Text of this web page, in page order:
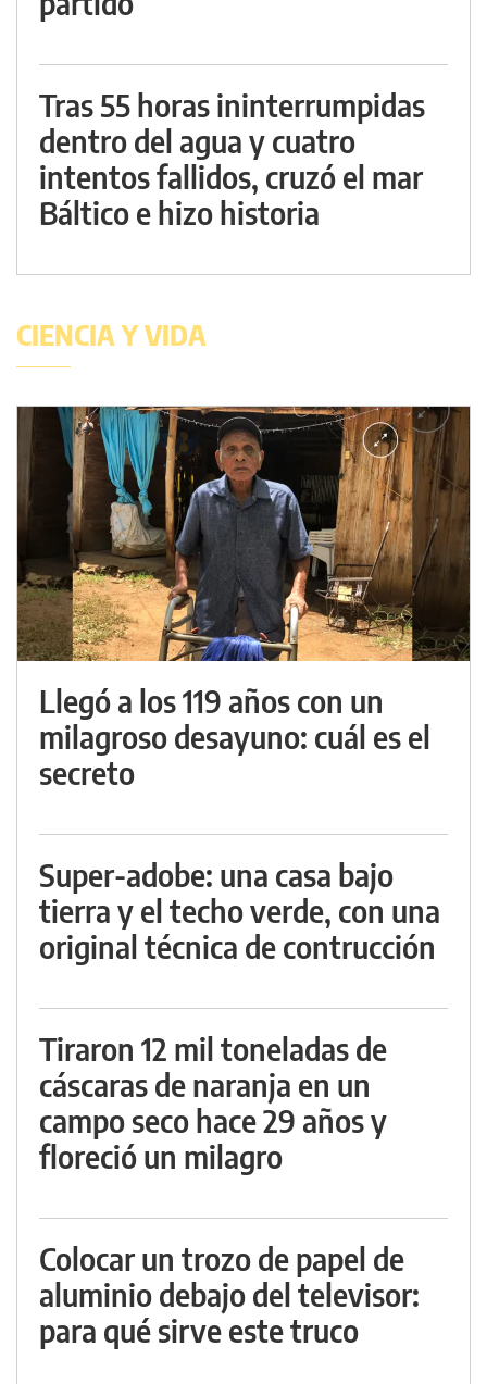
Tras 55 horas ininterrumpidas
dentro del agua y cuatro
intentos fallidos, cruzó el mar
Báltico e hizo historia
CIENCIA Y VIDA
Llegó a los 119 años con un
milagroso desayuno: cuál es el
secreto
Super-adobe: una casa bajo
tierra y el techo verde, con una
original técnica de contrucción
Tiraron 12 mil toneladas de
cáscaras de naranja en un
campo seco hace 29 años y
floreció un milagro
Colocar un trozo de papel de
aluminio debajo del televisor:
para qué sirve este truco